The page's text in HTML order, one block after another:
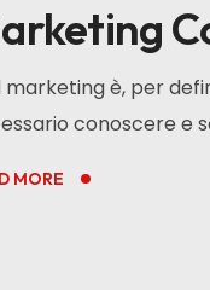
marketing è, per
conoscere e
MORE